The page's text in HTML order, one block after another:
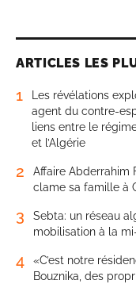
ARTICLES LES
1
Les révélations
agent du contre-
liens entre le
et l’Algérie
2
Affaire Abderrahim
clame sa famille à
3
Sebta: un réseau
mobilisation à la
4
«C’est notre
Bouznika, des